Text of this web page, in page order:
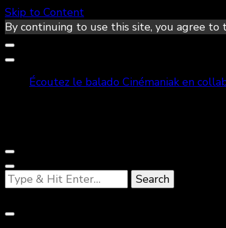
Skip to Content
By continuing to use this site, you agree to
Écoutez le balado Cinémaniak en
Looking
for